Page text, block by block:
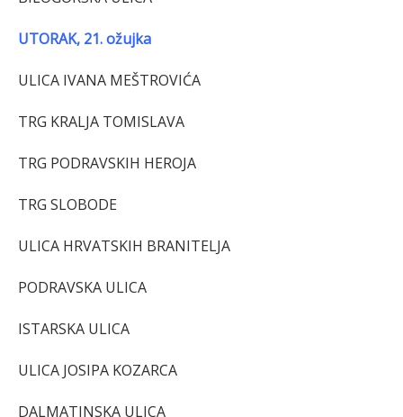
UTORAK, 21. ožujka
ULICA IVANA MEŠTROVIĆA
TRG KRALJA TOMISLAVA
TRG PODRAVSKIH HEROJA
TRG SLOBODE
ULICA HRVATSKIH BRANITELJA
PODRAVSKA ULICA
ISTARSKA ULICA
ULICA JOSIPA KOZARCA
DALMATINSKA ULICA